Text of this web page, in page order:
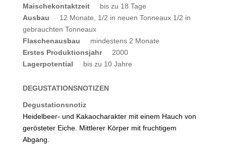
Maischekontaktzeit
bis zu 18 Tage
Ausbau
12 Monate, 1/2 in neuen Tonneaux 1/2 in
gebrauchten Tonneaux
Flaschenausbau
mindestens 2 Monate
Erstes Produktionsjahr
2000
Lagerpotential
bis zu 10 Jahre
DEGUSTATIONSNOTIZEN
Degustationsnotiz
Heidelbeer- und Kakaocharakter mit einem Hauch von
gerösteter Eiche. Mittlerer Körper mit fruchtigem
Abgang.